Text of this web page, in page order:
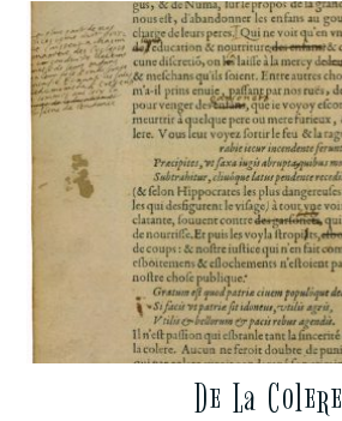
De La Colere